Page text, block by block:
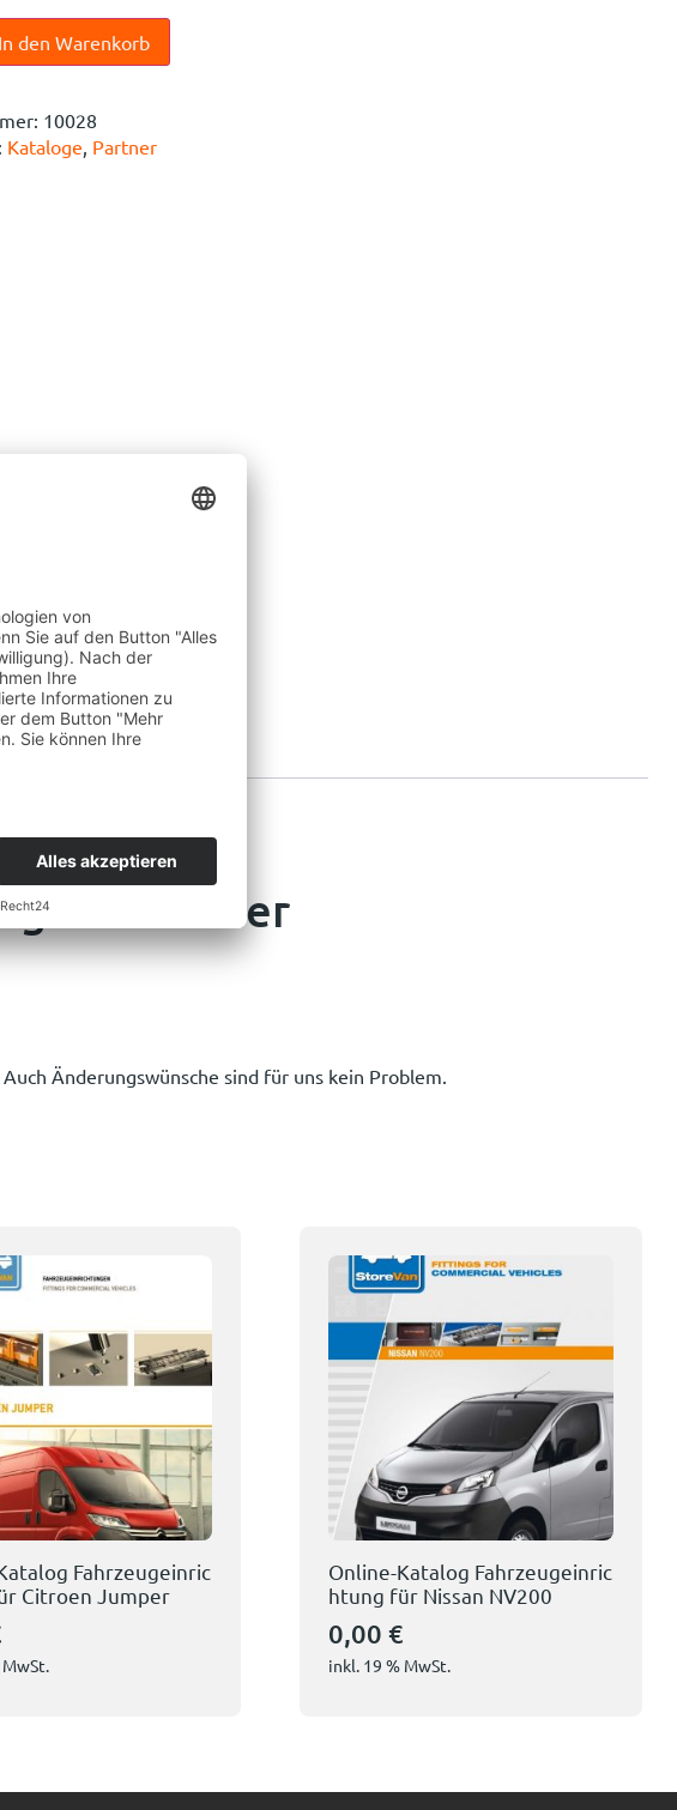
In den Warenkorb
10028
Kataloge Partner
Partner
Änderungswünsche sind für uns kein Problem.
Fahrzeugeinric
Citroen Jumper
Online-Katalog Fahrzeugeinric
htung für Nissan NV200
0,00 €
inkl. 19 % MwSt.